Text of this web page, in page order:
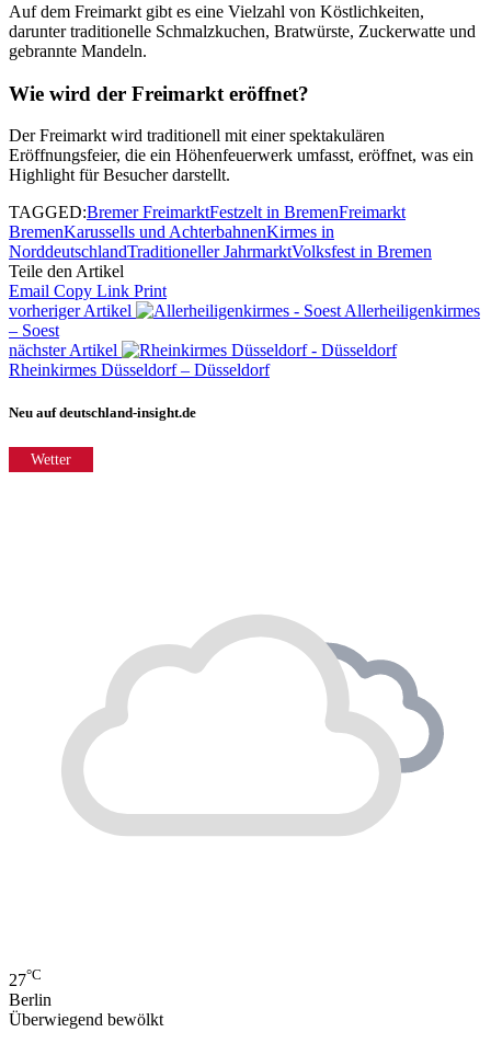
Auf dem Freimarkt gibt es eine Vielzahl von Köstlichkeiten,
darunter traditionelle Schmalzkuchen, Bratwürste, Zuckerwatte und
gebrannte Mandeln.
Wie wird der Freimarkt eröffnet?
Der Freimarkt wird traditionell mit einer spektakulären
Eröffnungsfeier, die ein Höhenfeuerwerk umfasst, eröffnet, was ein
Highlight für Besucher darstellt.
TAGGED:Bremer FreimarktFestzelt in BremenFreimarkt
BremenKarussells und AchterbahnenKirmes in
NorddeutschlandTraditioneller JahrmarktVolksfest in Bremen
Teile den Artikel
Email Copy Link Print
vorheriger Artikel
Allerheiligenkirmes
– Soest
nächster Artikel
Rheinkirmes Düsseldorf – Düsseldorf
Neu auf deutschland-insight.de
Wetter
27°C
Berlin
Überwiegend bewölkt